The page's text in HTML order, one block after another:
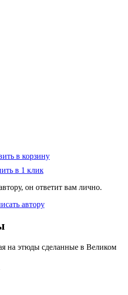
в корзину
в 1 клик
он ответит вам лично.
автору
на этюды сделанные в Великом